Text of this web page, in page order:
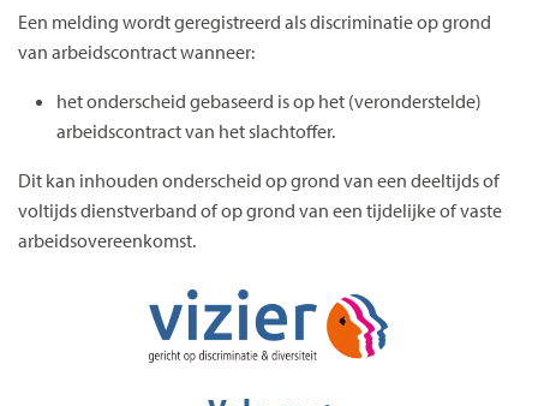
Een melding wordt geregistreerd als discriminatie op grond
van arbeidscontract wanneer:
het onderscheid gebaseerd is op het (veronderstelde)
arbeidscontract van het slachtoffer.
Dit kan inhouden onderscheid op grond van een deeltijds of
voltijds dienstverband of op grond van een tijdelijke of vaste
arbeidsovereenkomst.